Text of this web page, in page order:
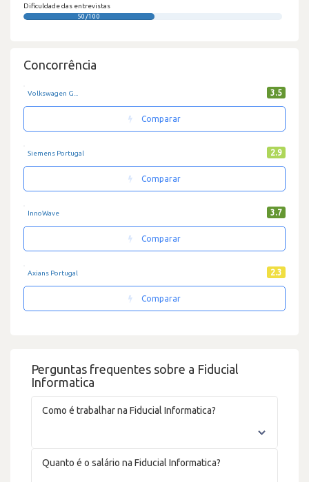
Perguntas frequentes sobre a Fiducial
Informatica
Como é trabalhar na Fiducial Informatica?
Quanto é o salário na Fiducial Informatica?
Dificuldade das entrevistas
50/100
Concorrência
Volkswagen G... 3.5
Comparar
Siemens Portugal 2.9
Comparar
InnoWave 3.7
Comparar
Axians Portugal 2.3
Comparar